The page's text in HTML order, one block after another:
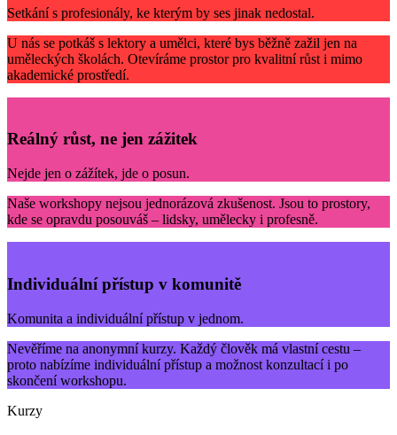
Setkání s profesionály, ke kterým by ses jinak nedostal.
U nás se potkáš s lektory a umělci, které bys běžně zažil jen na
uměleckých školách. Otevíráme prostor pro kvalitní růst i mimo
akademické prostředí.
Reálný růst, ne jen zážitek
Nejde jen o zážítek, jde o posun.
Naše workshopy nejsou jednorázová zkušenost. Jsou to prostory,
kde se opravdu posouváš – lidsky, umělecky i profesně.
Individuální přístup v komunitě
Komunita a individuální přístup v jednom.
Nevěříme na anonymní kurzy. Každý člověk má vlastní cestu –
proto nabízíme individuální přístup a možnost konzultací i po
skončení workshopu.
Kurzy